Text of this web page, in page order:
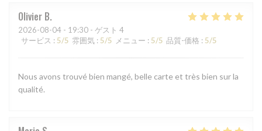
Olivier B
2026-08-04 - 19:30 - ゲスト 4
サービス : 5/5 雰囲気 : 5/5 メニュー : 5/5 品質-価格 : 5/5
Nous avons trouvé bien mangé, belle carte et très bien sur la
qualité.